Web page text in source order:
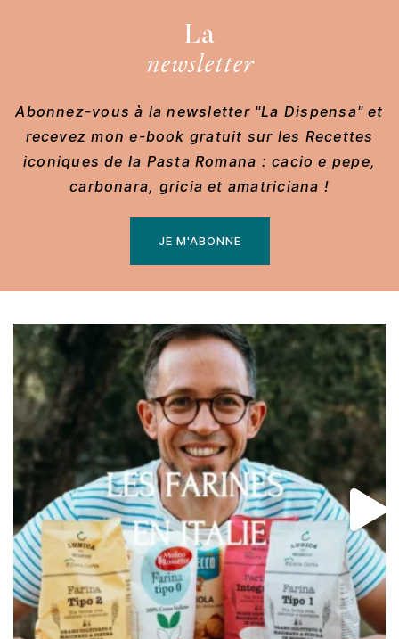
La
newsletter
Abonnez-vous à la newsletter "La Dispensa" et
recevez mon e-book gratuit sur les Recettes
iconiques de la Pasta Romana : cacio e pepe,
carbonara, gricia et amatriciana !
JE M'ABONNE